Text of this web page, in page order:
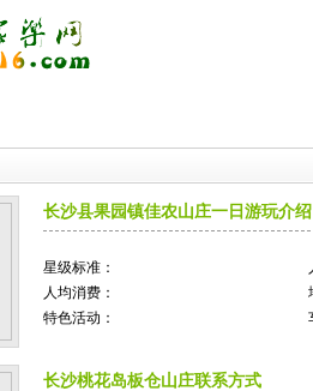
长沙县果园镇佳农山庄一日游玩介绍
星级标准：
人均消费：
特色活动：
长沙桃花岛板仓山庄联系方式